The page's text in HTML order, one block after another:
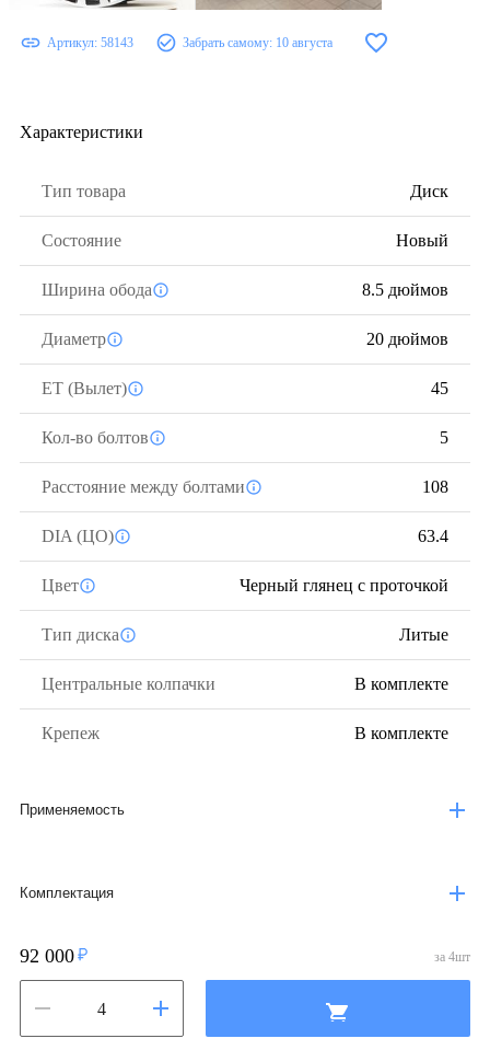
Артикул: 58143 Забрать самому: 10 августа
Характеристики
Тип товара Диск
Состояние Новый
Ширина обода 8.5 дюймов
Диаметр 20 дюймов
ЕТ (Вылет) 45
Кол-во болтов 5
Расстояние между болтами 108
DIA (ЦО) 63.4
Цвет Черный глянец с проточкой
Тип диска Литые
Центральные колпачки В комплекте
Крепеж В комплекте
Применяемость
Комплектация
92 000 за 4шт